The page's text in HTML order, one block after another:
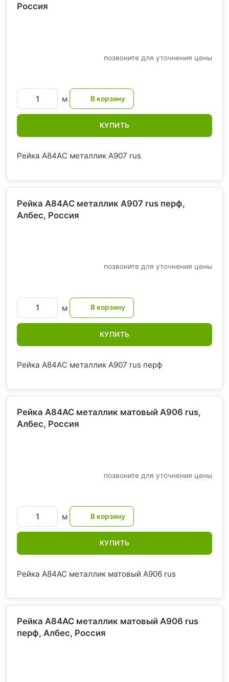
Россия
позвоните для уточнения цены
м
КУПИТЬ
Рейка A84AС металлик А907 rus
Рейка A84AС металлик А907 rus перф,
Албес, Россия
позвоните для уточнения цены
м
КУПИТЬ
Рейка A84AС металлик А907 rus перф
Рейка A84AC металлик матовый А906 rus,
Албес, Россия
позвоните для уточнения цены
м
КУПИТЬ
Рейка A84AC металлик матовый А906 rus
Рейка A84AC металлик матовый А906 rus
перф, Албес, Россия